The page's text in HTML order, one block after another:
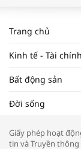
Trang chủ
Kinh tế - Tài chính
Bất động sản
Đời sống
Giấy phép hoạt
tin và Truyền thông